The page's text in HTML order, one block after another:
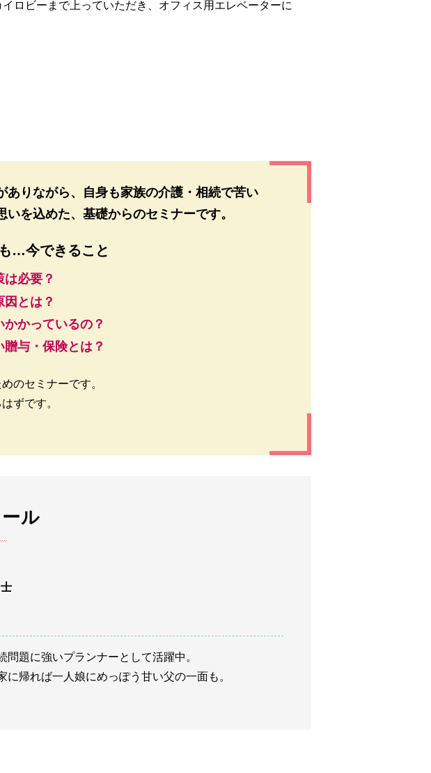
ロビーまで上っていただき、オフィス用エレベーターに
りながら、自身も家族の介護・相続で苦い
を込めた、基礎からのセミナーです。
…今できること
必要？
とは？
かっているの？
与・保険とは？
のセミナーです。
ずです。
ル
題に強いプランナーとして活躍中。
帰れば一人娘にめっぽう甘い父の一面も。